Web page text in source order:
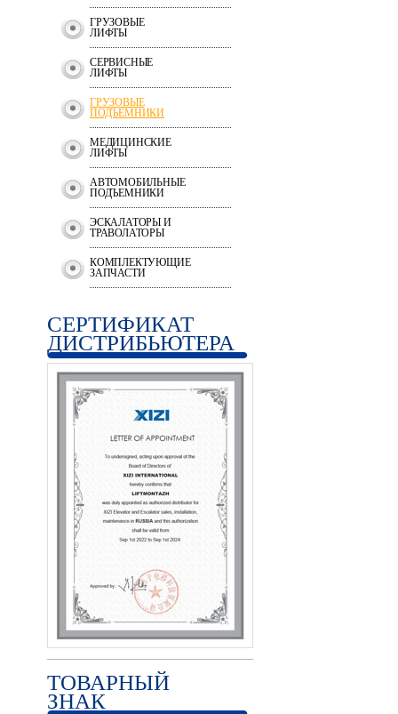
ГРУЗОВЫЕ
ЛИФТЫ
СЕРВИСНЫЕ
ЛИФТЫ
ГРУЗОВЫЕ
ПОДЪЕМНИКИ
МЕДИЦИНСКИЕ
ЛИФТЫ
АВТОМОБИЛЬНЫЕ
ПОДЪЕМНИКИ
ЭСКАЛАТОРЫ И
ТРАВОЛАТОРЫ
КОМПЛЕКТУЮЩИЕ
ЗАПЧАСТИ
СЕРТИФИКАТ
ДИСТРИБЬЮТЕРА
ТОВАРНЫЙ
ЗНАК